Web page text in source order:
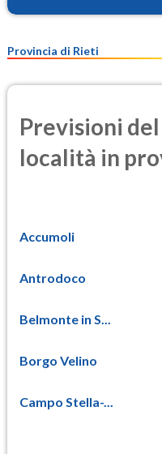
Provincia di Rieti
Previsioni
località in
Accumoli
Antrodoco
Belmonte in S...
Borgo Velino
Campo Stella-...